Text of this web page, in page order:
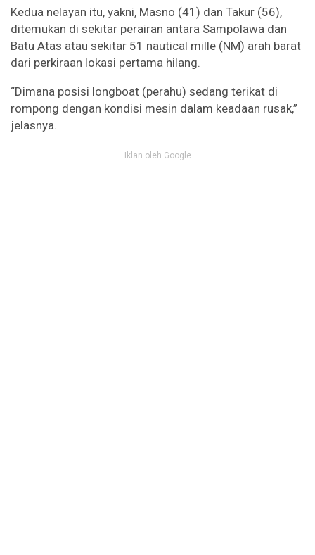
Kedua nelayan itu, yakni, Masno (41) dan Takur (56),
ditemukan di sekitar perairan antara Sampolawa dan
Batu Atas atau sekitar 51 nautical mille (NM) arah barat
dari perkiraan lokasi pertama hilang.
“Dimana posisi longboat (perahu) sedang terikat di
rompong dengan kondisi mesin dalam keadaan rusak,”
jelasnya.
Iklan oleh Google